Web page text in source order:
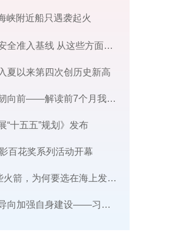
峡附近船只遇袭起火
自动驾驶有了安全准入基线 从这些方面读懂新国标
夏以来第四次创历史新高
创新涌动，坚韧向前——解读前7个月我国外贸成绩单
“十五五”规划》发布
百花奖系列活动开幕
唠“科”话丨这些火箭，为何要选在海上发射​？
​以鲜明的问题导向加强自身建设——习近平党建思想理论品格系列述评之三